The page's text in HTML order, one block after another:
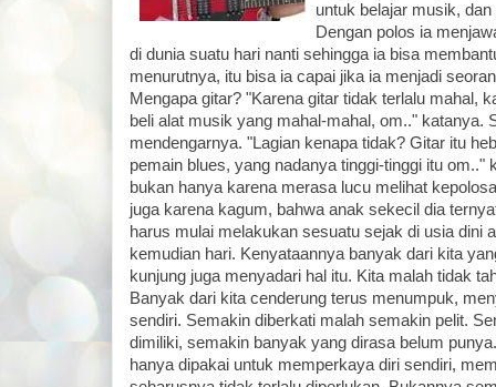
untuk belajar musik,
Dengan polos ia
di dunia suatu hari nanti sehingga ia bisa
menurutnya, itu bisa ia capai jika ia menjadi
Mengapa gitar? "Karena gitar tidak terlalu mahal,
beli alat musik yang mahal-mahal, om.." katanya.
mendengarnya. "Lagian kenapa tidak? Gitar itu
pemain blues, yang nadanya tinggi-tinggi itu om.."
bukan hanya karena merasa lucu melihat
juga karena kagum, bahwa anak sekecil dia
harus mulai melakukan sesuatu sejak di usia dini
kemudian hari. Kenyataannya banyak dari kita
kunjung juga menyadari hal itu. Kita malah tidak
Banyak dari kita cenderung terus menumpuk,
sendiri. Semakin diberkati malah semakin pelit.
dimiliki, semakin banyak yang dirasa belum
hanya dipakai untuk memperkaya diri sendiri,